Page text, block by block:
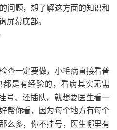
问题，想了解这方面的知识和
屏幕底部。
查一定要做，小毛病直接看普
是有经验的，看病其实无需
号、还插队，就想要医生看一
帮你看，因为每个地方有每个
么多，你不挂号，医生哪里有